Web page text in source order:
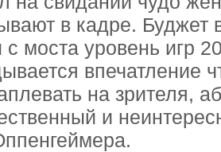
в кадре. Буджет
моста уровень игр
впечатление
на зрителя,
и